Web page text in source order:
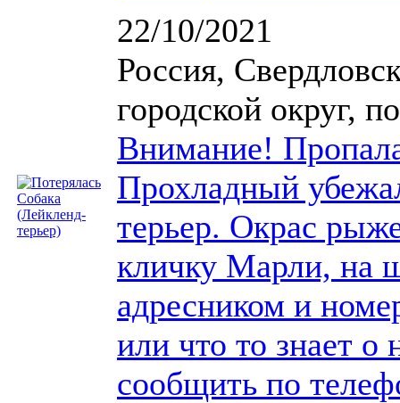
22/10/2021
Россия,
городской округ,
Внимание!
Прохладный
терьер. Окрас
кличку Марли, на
адресником и
или что то знает
сообщить по